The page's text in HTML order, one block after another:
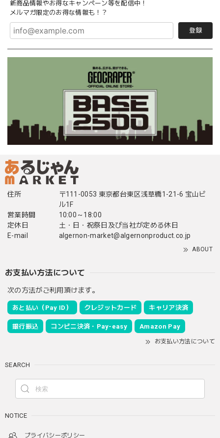
新商品情報やお得なキャンペーン等を配信中！
メルマガ限定のお得な情報も！？
登録
住所
〒111-0053 東京都台東区浅草橋1-21-6 宝山ビ
ル1F
営業時間
10:00～18:00
定休日
土・日・祝祭日及び当社が定める休日
E-mail
algernon-market@algernonproduct.co.jp
ABOUT
お支払い方法について
次の方法がご利用頂けます。
あと払い（Pay ID） クレジットカード キャリア決済
銀行振込 コンビニ決済・Pay-easy Amazon Pay
お支払い方法について
SEARCH
NOTICE
プライバシーポリシー